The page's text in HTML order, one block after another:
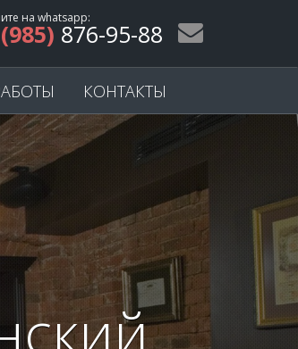
на whatsapp:
(985) 876-95-88
КОНТАКТЫ